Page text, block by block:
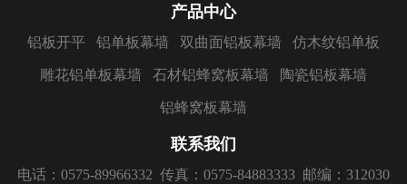
产品中心
铝板开平 铝单板幕墙 双曲面铝板幕墙 仿木纹铝单板
雕花铝单板幕墙 石材铝蜂窝板幕墙 陶瓷铝板幕墙
铝蜂窝板幕墙
联系我们
电话：0575-89966332 传真：0575-84883333 邮编：312030